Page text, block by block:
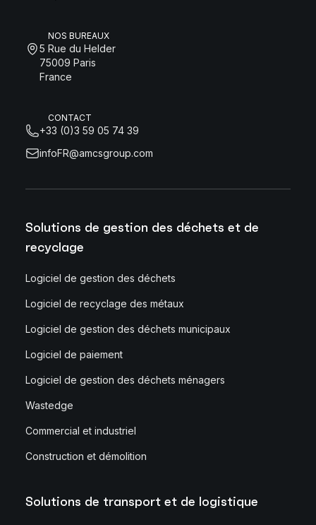
NOS BUREAUX
5 Rue du Helder
75009 Paris
France
CONTACT
+33 (0)3 59 05 74 39
infoFR@amcsgroup.com
Solutions de gestion des déchets et de
recyclage
Logiciel de gestion des déchets
Logiciel de recyclage des métaux
Logiciel de gestion des déchets municipaux
Logiciel de paiement
Logiciel de gestion des déchets ménagers
Wastedge
Commercial et industriel
Construction et démolition
Solutions de transport et de logistique